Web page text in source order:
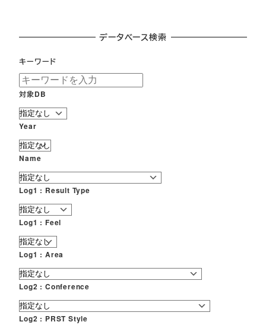
データベース検索
キーワード
対象DB
Year
Name
Log1 : Result Type
Log1 : Feel
Log1 : Area
Log2 : Conference
Log2 : PRST Style